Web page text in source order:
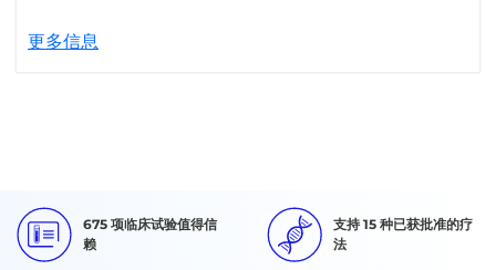
更多信息
675 项临床试验值得信
赖
支持 15 种已获批准的疗
法